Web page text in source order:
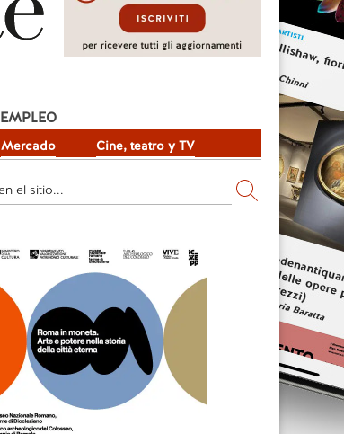
Mercado Cine, teatro y TV
EMPLEO